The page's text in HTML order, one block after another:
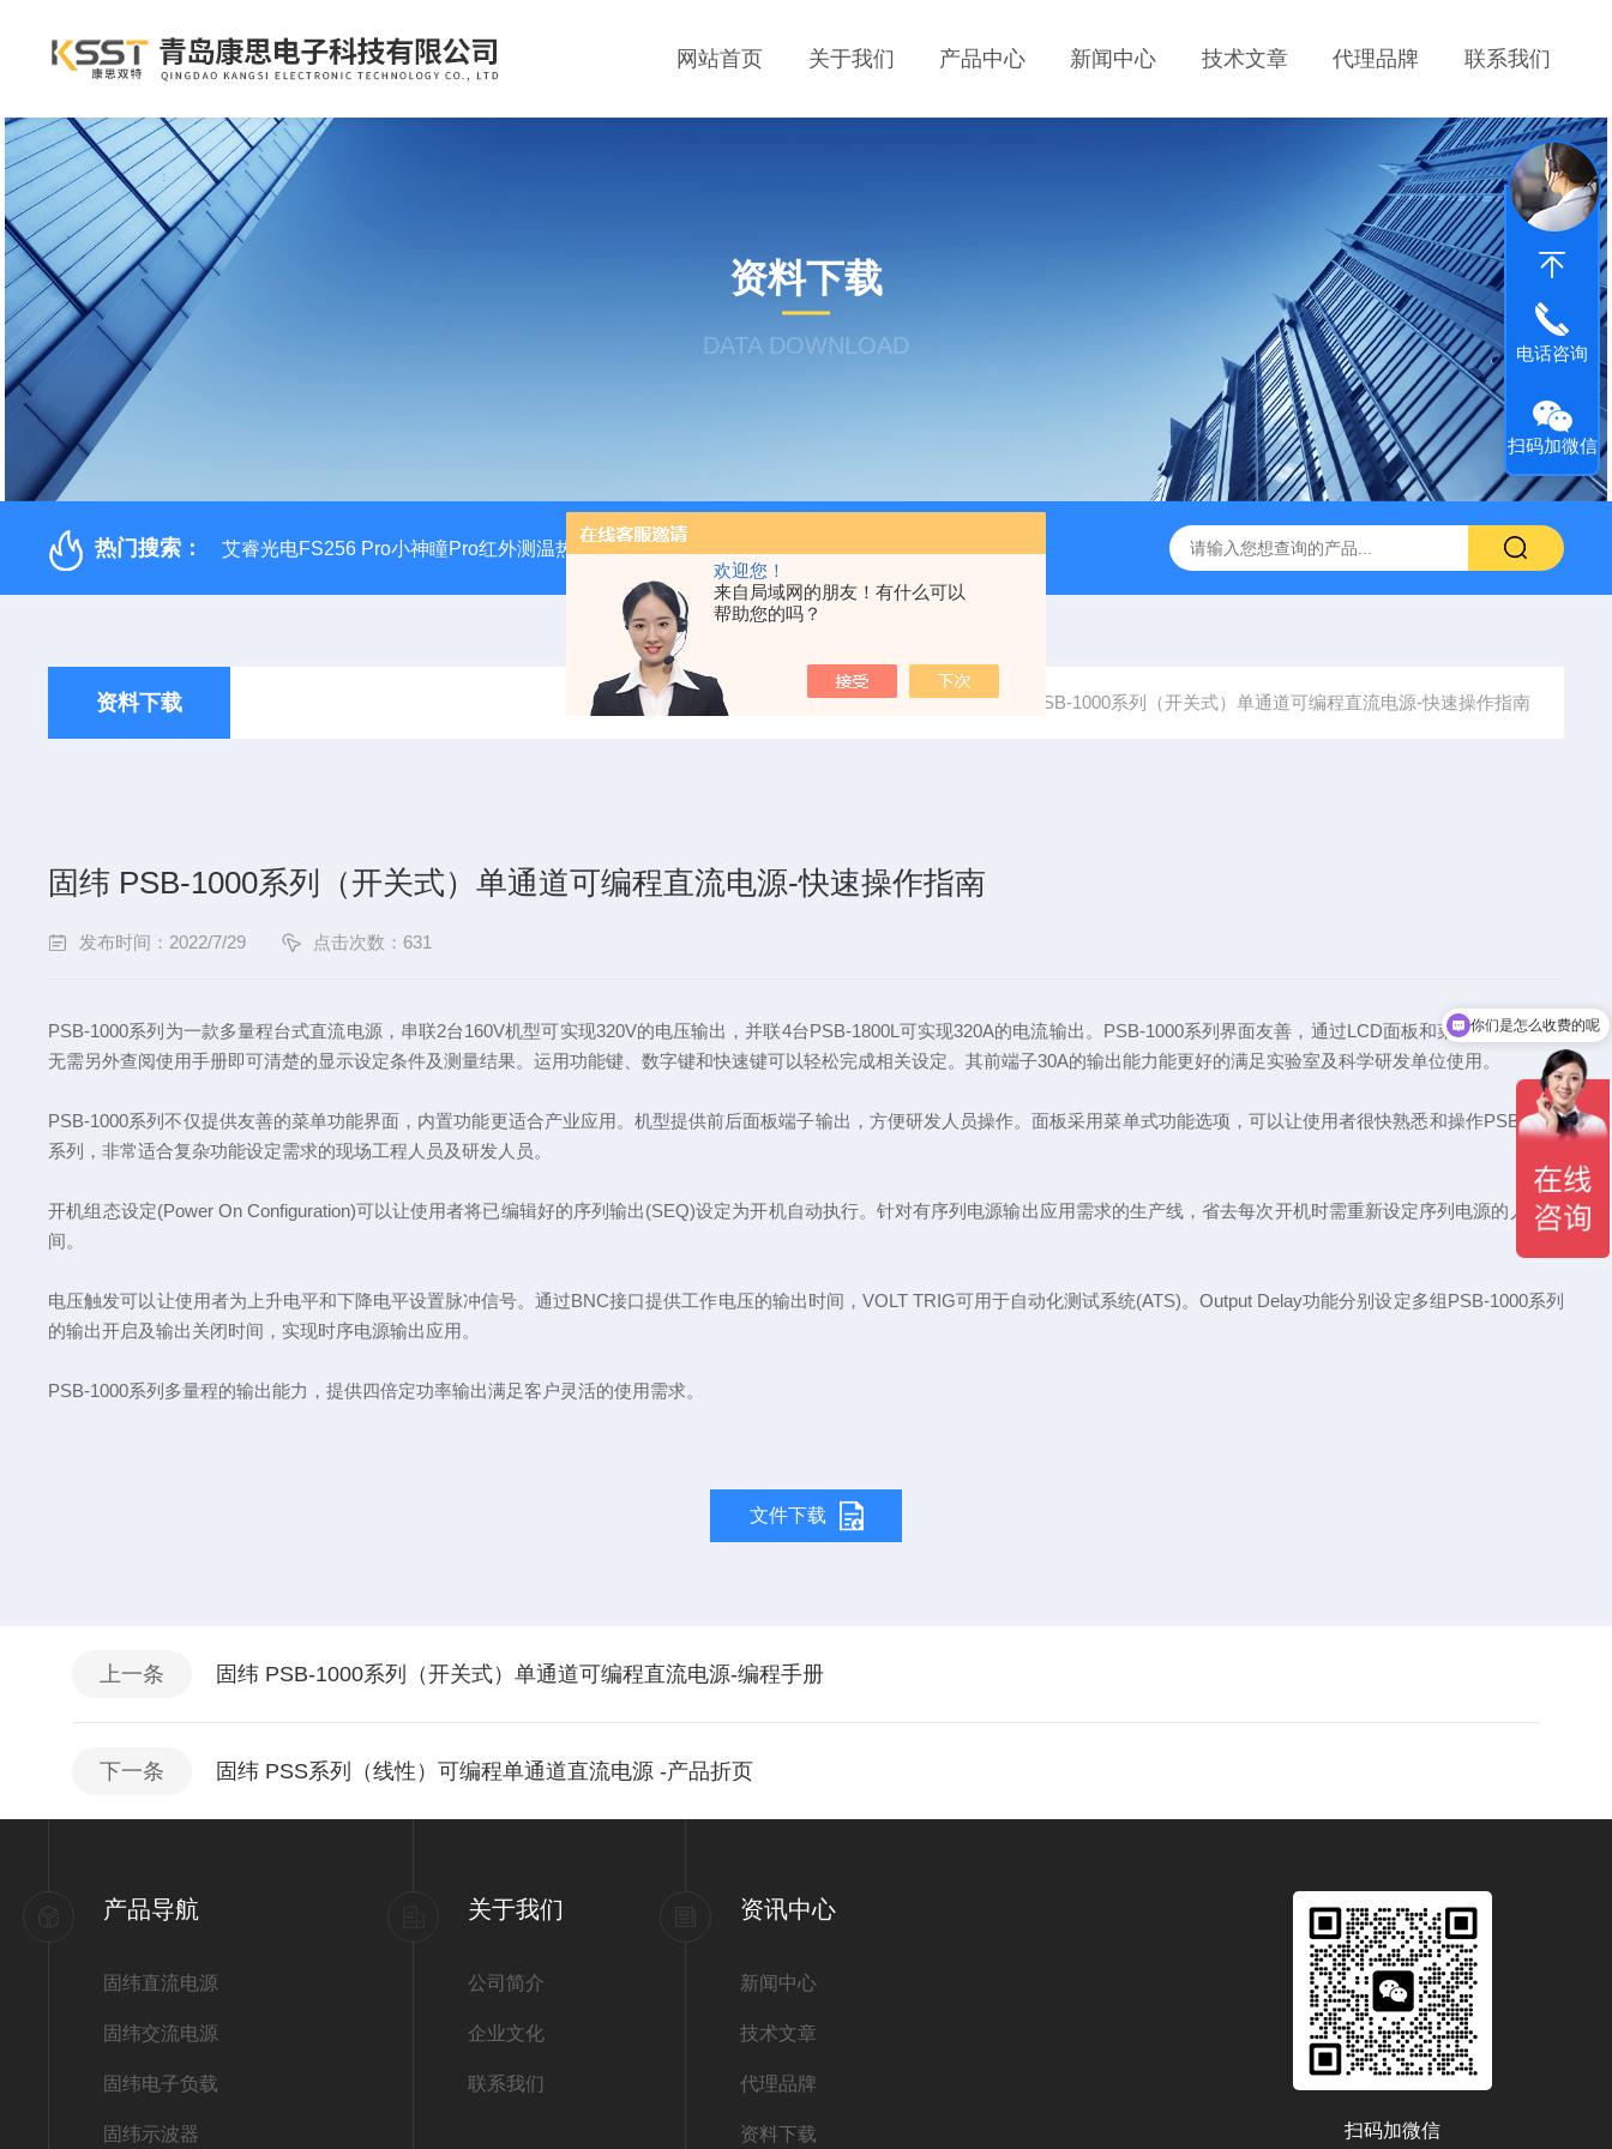
欢迎您！
来自局域网的朋友！有什么可以
帮助您的吗？
网站首页 关于我们 产品中心 新闻中心 技术文章 代理品牌 联系我们
你们是怎么收费的呢
资料下载
DATA DOWNLOAD
热门搜索： 艾睿光电FS256 Pro小神瞳Pro红外测温热像仪 固纬 AFG-2225 双通道任意波信号发生器 APS-7050E 交流电源 固纬 GSP-730 频谱分析仪 艾睿光电
资料下载 当前位置：首页 资料下载 固纬 PSB-1000系列（开关式）单通道可编程直流电源-快速操作指南
固纬 PSB-1000系列（开关式）单通道可编程直流电源-快速操作指南
发布时间：2022/7/29 点击次数：631
PSB-1000系列为一款多量程台式直流电源，串联2台160V机型可实现320V的电压输出，并联4台PSB-1800L可实现320A的电流输出。PSB-1000系列界面友善，通过LCD面板和菜单功能选项，
无需另外查阅使用手册即可清楚的显示设定条件及测量结果。运用功能键、数字键和快速键可以轻松完成相关设定。其前端子30A的输出能力能更好的满足实验室及科学研发单位使用。
PSB-1000系列不仅提供友善的菜单功能界面，内置功能更适合产业应用。机型提供前后面板端子输出，方便研发人员操作。面板采用菜单式功能选项，可以让使用者很快熟悉和操作PSB-1000
系列，非常适合复杂功能设定需求的现场工程人员及研发人员。
开机组态设定(Power On Configuration)可以让使用者将已编辑好的序列输出(SEQ)设定为开机自动执行。针对有序列电源输出应用需求的生产线，省去每次开机时需重新设定序列电源的人工时
间。
电压触发可以让使用者为上升电平和下降电平设置脉冲信号。通过BNC接口提供工作电压的输出时间，VOLT TRIG可用于自动化测试系统(ATS)。Output Delay功能分别设定多组PSB-1000系列
的输出开启及输出关闭时间，实现时序电源输出应用。
PSB-1000系列多量程的输出能力，提供四倍定功率输出满足客户灵活的使用需求。
文件下载
上一条 固纬 PSB-1000系列（开关式）单通道可编程直流电源-编程手册
下一条 固纬 PSS系列（线性）可编程单通道直流电源 -产品折页
产品导航
固纬直流电源
固纬交流电源
固纬电子负载
固纬示波器
关于我们
公司简介
企业文化
联系我们
资讯中心
新闻中心
技术文章
代理品牌
资料下载 扫码加微信
电话咨询
扫码加微信